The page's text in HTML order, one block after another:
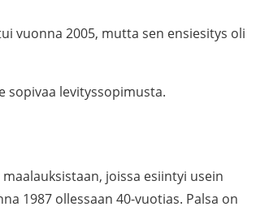
vuonna 2005, mutta sen ensiesitys oli
sopivaa levityssopimusta.
joissa esiintyi usein
1987 ollessaan 40-vuotias. Palsa on